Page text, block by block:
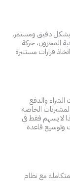
بشكل دقيق ومستمر.
المخزون، حركة
قرارات مستنيرة
والدفع
الخاصة
لا يسهم فقط في
وتوسيع قاعدة
مع نظام